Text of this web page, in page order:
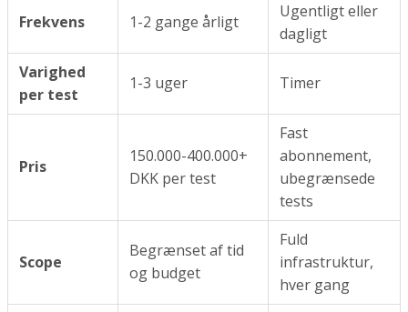
Frekvens 1-2 gange årligt
Ugentligt eller
dagligt
Varighed
per test
1-3 uger Timer
Pris
150.000-400.000+
DKK per test
Fast
abonnement,
ubegrænsede
tests
Scope
Begrænset af tid
og budget
Fuld
infrastruktur,
hver gang